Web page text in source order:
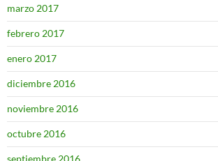
marzo 2017
febrero 2017
enero 2017
diciembre 2016
noviembre 2016
octubre 2016
septiembre 2016